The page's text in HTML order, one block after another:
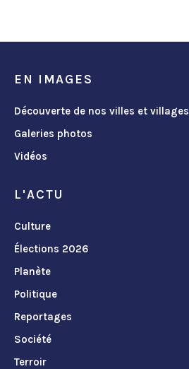
EN IMAGES
Découverte de nos villes et villages
Galeries photos
Vidéos
L'ACTU
Culture
Élections 2026
Planète
Politique
Reportages
Société
Terroir